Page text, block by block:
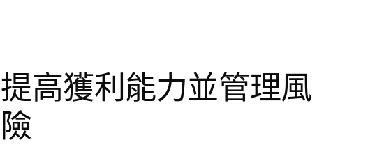
提高獲利能力並管理風
險